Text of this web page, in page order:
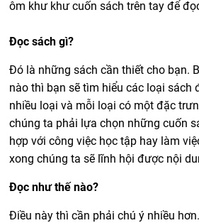
ôm khư khư cuốn sách trên tay để
Đọc sách gì?
Đó là những sách cần thiết cho bạn.
nào thì bạn sẽ tìm hiểu các loại sách
nhiều loại và mỗi loại có một đặc
chúng ta phải lựa chọn những cuốn
hợp với công việc học tập hay làm
xong chúng ta sẽ lĩnh hội được nội
Đọc như thế nào?
Điều này thì cần phải chú ý nhiều